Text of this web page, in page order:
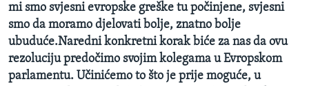
mi smo svjesni evropske greške tu počinjene, svjesni
smo da moramo djelovati bolje, znatno bolje
ubuduće.Naredni konkretni korak biće za nas da ovu
rezoluciju predočimo svojim kolegama u Evropskom
parlamentu. Učinićemo to što je prije moguće, u